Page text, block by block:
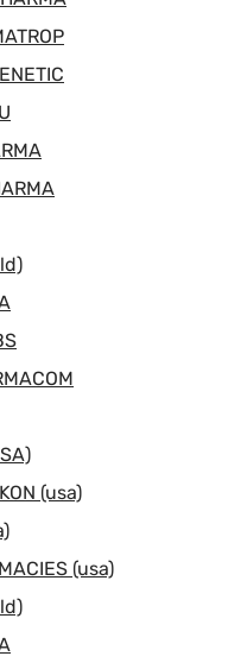
(usa)
(usa)